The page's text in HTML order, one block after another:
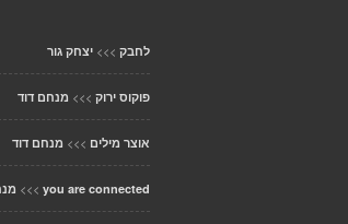
לחבק >>> יצחק גור
פוקוס ירוק >>> מנחם דוד
אוצר מילים >>> מנחם דוד
you are connected
>>>